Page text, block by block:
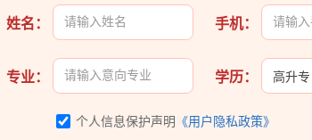
姓名： 手机：
专业： 学历：
个人信息保护声明 《用户隐私政策》